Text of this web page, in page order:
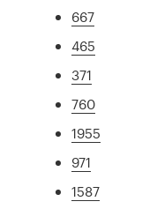
667
465
371
760
1955
971
1587